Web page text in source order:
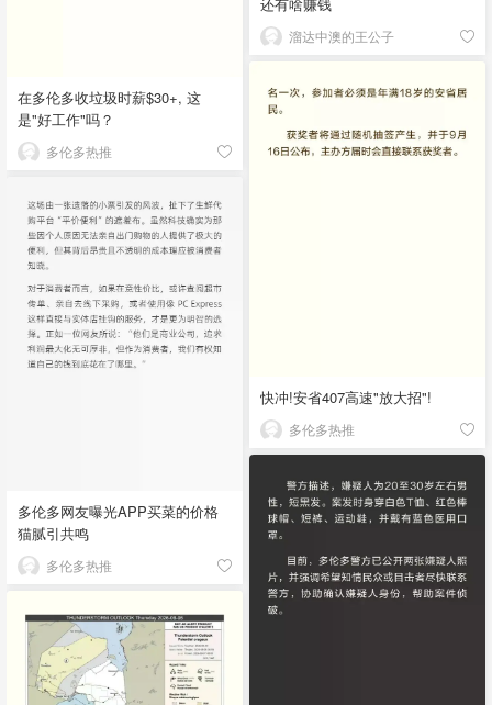
溜达中澳的王公子
在多伦多收垃圾时薪$30+, 这
是"好工作"吗？
多伦多热推
快冲!安省407高速"放大招"!
多伦多热推
多伦多网友曝光APP买菜的价格
猫腻引共鸣
多伦多热推